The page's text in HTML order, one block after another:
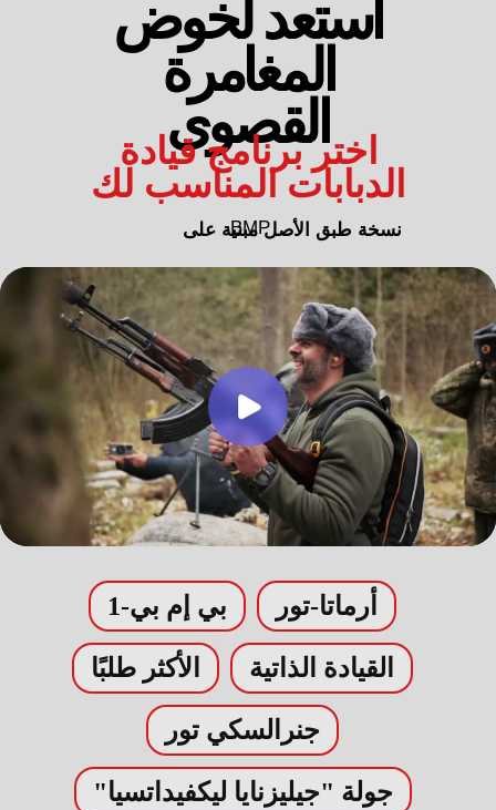
بي إم بي-1 أرماتا-تور
الأكثر طلبًا القيادة الذاتية
جنرالسكي تور
جولة "جيليزنايا ليكفيداتسيا"